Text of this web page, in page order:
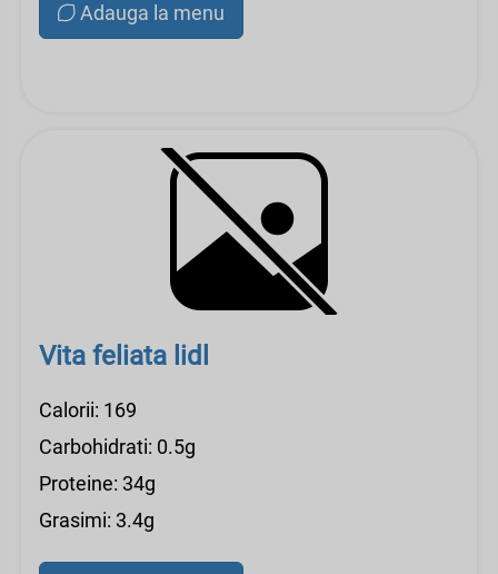
Adauga la menu
Vita feliata lidl
Calorii: 169
Carbohidrati: 0.5g
Proteine: 34g
Grasimi: 3.4g